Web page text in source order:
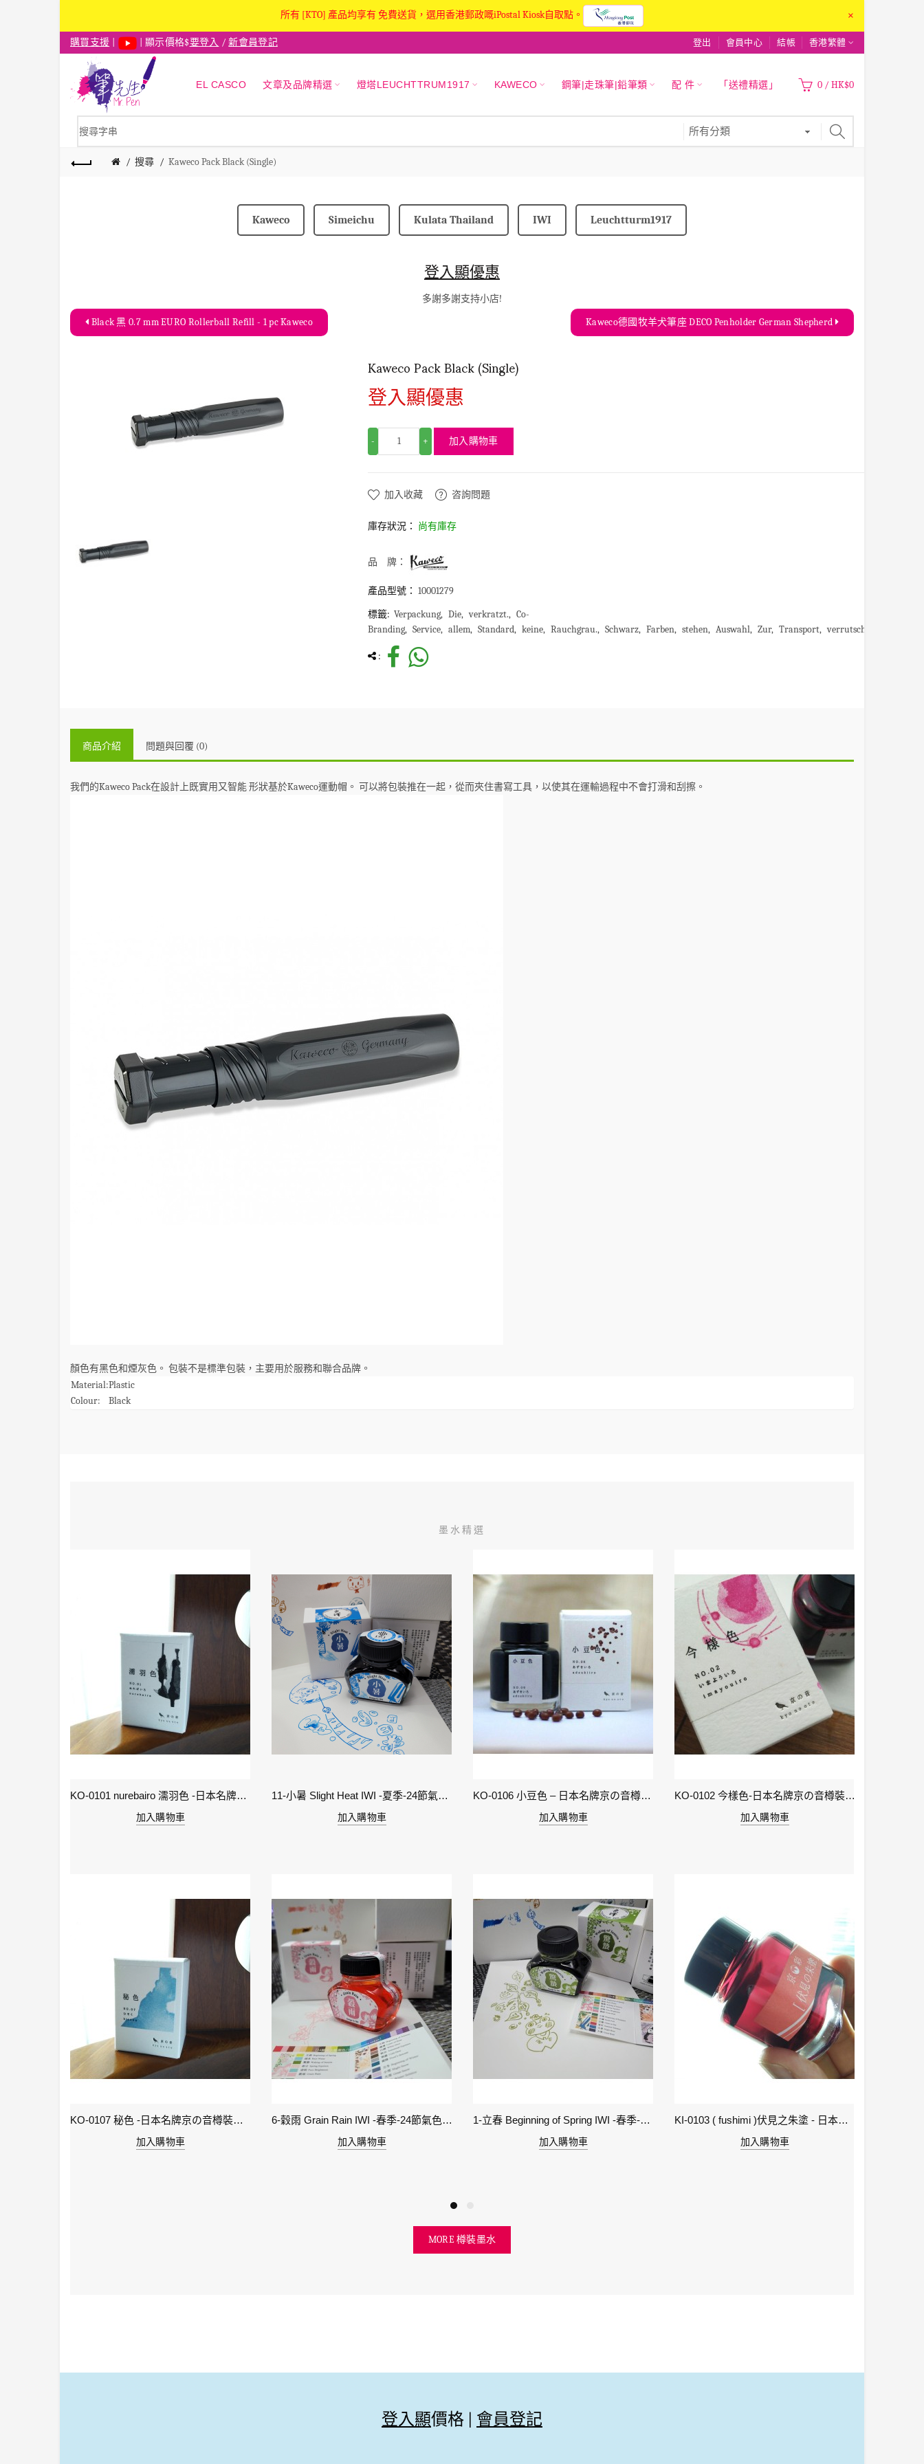
所有 [KTO] 產品均享有 免費送貨，選用香港郵政嘅iPostal Kiosk自取點。 ×
購買支援 | 顯示價格$要登入 /新會員登記 登出 會員中心 結帳 香港繁體
EL CASCO 文章及品牌精選 燈塔LEUCHTTRUM1917 KAWECO 鋼筆|走珠筆|鉛筆類 配 件 「送禮精選」 0 / HK$0
搜尋 Kaweco Pack Black (Single)
Kaweco Simeichu Kulata Thailand IWI Leuchtturm1917
登入顯優惠
多謝多謝支持小店!
Black 黑 0.7 mm EURO Rollerball Refill - 1 pc Kaweco
Kaweco德國牧羊犬筆座 DECO Penholder German Shepherd
Kaweco Pack Black (Single)
登入顯優惠
- + 加入購物車
加入收藏 咨詢問題
庫存狀況： 尚有庫存
品 牌：
產品型號： 10001279
標籤: Verpackung Die verkratzt.
Co-
Branding
Service allem Standard keine Rauchgrau. Schwarz Farben stehen Auswahl Zur Transport verrutscht
:
商品介紹 問題與回覆 (0)
我們的Kaweco Pack在設計上既實用又智能形狀基於Kaweco運動帽。 可以將包裝推在一起，從而夾住書寫工具，以使其在運輸過程中不會打滑和刮擦。
顏色有黑色和煙灰色。 包裝不是標準包裝，主要用於服務和聯合品牌。
Material:Plastic
Colour:
Black
墨水精選
KO-0101 nurebairo 濡羽色 -日本名牌京の音樽裝鋼筆墨水40ml 4573356130012
加入購物車
KO-0107 秘色 -日本名牌京の音樽裝鋼筆墨水 4573356130234 - 40ml
加入購物車
11-小暑 Slight Heat IWI -夏季-24節氣色澤鋼筆墨水
加入購物車
6-穀雨 Grain Rain IWI -春季-24節氣色澤鋼筆墨水
加入購物車
KO-0106 小豆色 – 日本名牌京の音樽裝鋼筆墨水40ml 4573356130159
加入購物車
1-立春 Beginning of Spring IWI -春季-24節氣色澤鋼筆墨水
加入購物車
KO-0102 今樣色-日本名牌京の音樽裝鋼筆墨水40ml 4573356130029
加入購物車
KI-0103 ( fushimi )伏見之朱塗 - 日本名牌京彩樽裝鋼筆墨水40ml
加入購物車
MORE 樽裝墨水
登入顯價格 | 會員登記